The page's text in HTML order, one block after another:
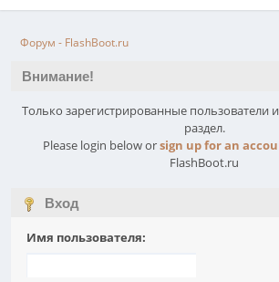
Форум - FlashBoot.ru
Внимание!
Только зарегистрированные пользователи
раздел.
Please login below orsign up for an
FlashBoot.ru
Вход
Имя пользователя: